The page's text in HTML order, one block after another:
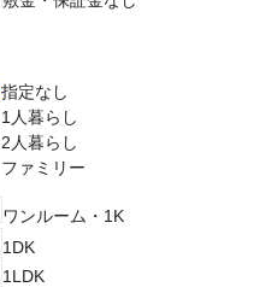
指定なし
1人暮らし
2人暮らし
ファミリー
ワンルーム・1K
1DK
1LDK